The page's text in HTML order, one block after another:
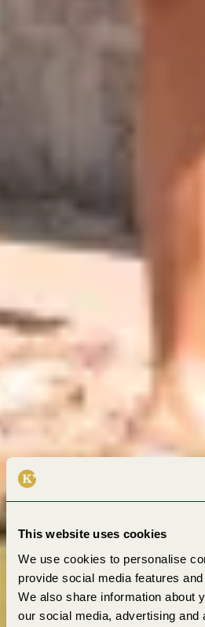
This website uses cookies
We use cookies to personalise
provide social media features
We also share information about
our social media, advertising and